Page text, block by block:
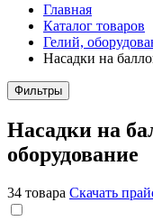
Главная
Каталог товаров
Гелий,
Насадки на
Фильтры
Насадки на
оборудование
34 товара Скачать